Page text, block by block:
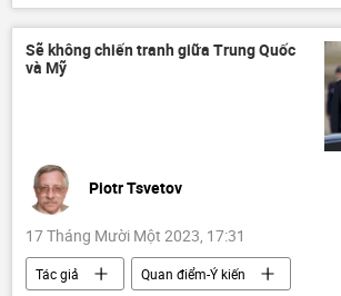
Thời sự
Sẽ không chiến tranh giữa Trung Quốc
và Mỹ
Piotr Tsvetov
17 Tháng Mười Một 2023, 17:31
Tác giả
Quan điểm-Ý kiến